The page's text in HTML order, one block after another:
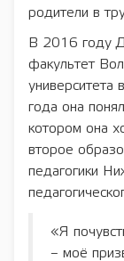
родители в
В 2016 году
факультет
университета
года она
котором она
второе
педагогики
«Я
– моё